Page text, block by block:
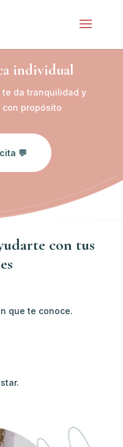
individual
da tranquilidad y
propósito
💬
con tus
que te conoce.